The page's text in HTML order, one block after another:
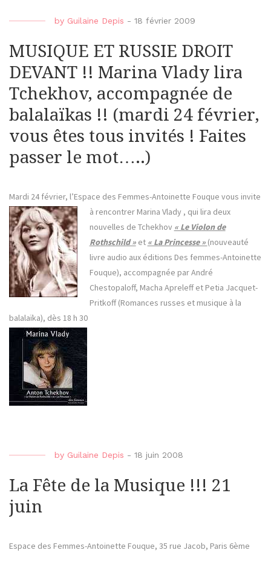
by Guilaine Depis - 18 février 2009
MUSIQUE ET RUSSIE DROIT
DEVANT !! Marina Vlady lira
Tchekhov, accompagnée de
balalaïkas !! (mardi 24 février,
vous êtes tous invités ! Faites
passer le mot…..)
Mardi 24 février, l’Espace des Femmes-Antoinette Fouque vous invite
à rencontrer Marina Vlady , qui lira deux
nouvelles de Tchekhov « Le Violon de
Rothschild »et « La Princesse » (nouveauté
livre audio aux éditions Des femmes-Antoinette
Fouque), accompagnée par André
Chestopaloff, Macha Apreleff et Petia Jacquet-
Pritkoff (Romances russes et musique à la
balalaïka), dès 18 h 30
by Guilaine Depis - 18 juin 2008
La Fête de la Musique !!! 21
juin
Espace des Femmes-Antoinette Fouque, 35 rue Jacob, Paris 6ème